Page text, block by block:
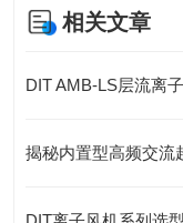
相关文章
DIT AMB-LS层流离